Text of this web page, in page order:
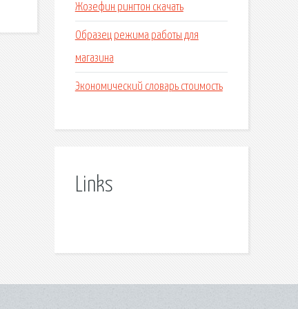
Жозефин рингтон скачать
Образец режима работы для
магазина
Экономический словарь стоимость
Links